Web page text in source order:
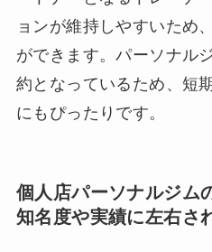
ョンが維持しやすいため
ができます。パーソナル
約となっているため、短
にもぴったりです。
個人店パーソナルジム
知名度や実績に左右さ